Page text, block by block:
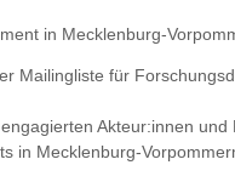
in Mecklenburg-
Mailingliste für
Akteur:innen
in Mecklenburg-